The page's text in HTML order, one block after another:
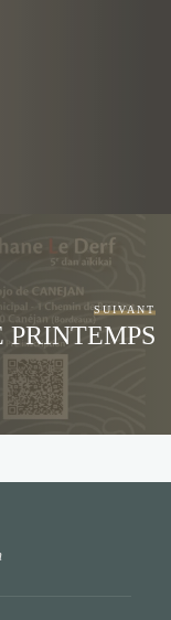
SUIVANT
PRINTEMPS